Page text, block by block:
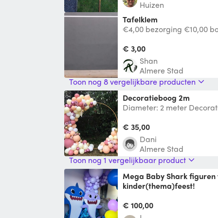
Huizen
Tafelklem
€4,00 bezorging €10,00
€ 3,00
Shan
Almere Stad
Toon nog 8 vergelijkbare producten
Decoratieboog 2m
Diameter: 2 meter
Ma
€ 35,00
Dani
Almere Stad
Toon nog 1 vergelijkbaar product
Mega Baby Shark figuren voor
kinder(thema)feest!
een unieke decoratie voor
€ 100,00